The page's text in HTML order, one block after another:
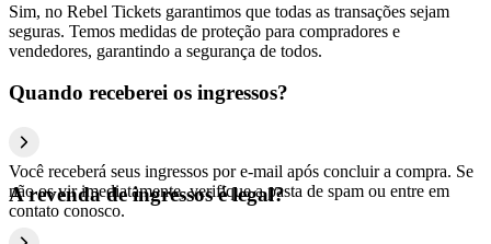
Sim, no Rebel Tickets garantimos que todas as transações sejam
seguras. Temos medidas de proteção para compradores e
vendedores, garantindo a segurança de todos.
Quando receberei os ingressos?
Você receberá seus ingressos por e-mail após concluir a compra. Se
não os vir imediatamente, verifique a pasta de spam ou entre em
contato conosco.
A revenda de ingressos é legal?